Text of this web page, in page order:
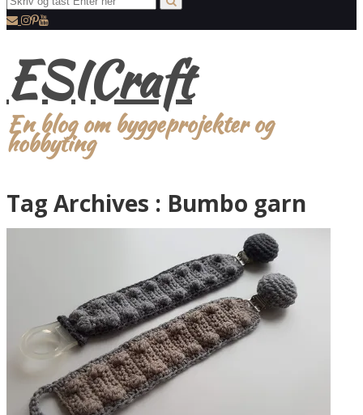
ESICraft
En blog om byggeprojekter og
hobbyting
Tag Archives : Bumbo garn